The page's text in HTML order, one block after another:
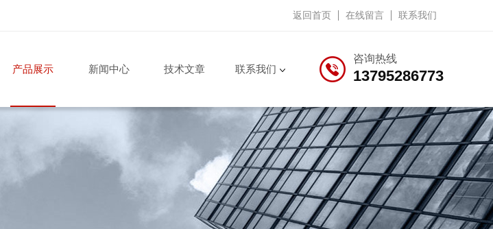
返回首页 在线留言 联系我们
咨询热线
13795286773
产品展示 新闻中心 技术文章 联系我们